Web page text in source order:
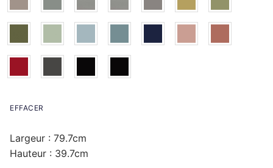
EFFACER
Largeur : 79.7cm
Hauteur : 39.7cm